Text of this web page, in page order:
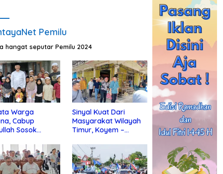
Pemilu
hangat seputar Pemilu 2024
Warga
Cabup
Sosok
Sinyal Kuat Dari
Masyarakat Wilayah
Timur, Koyem –
di Kotim